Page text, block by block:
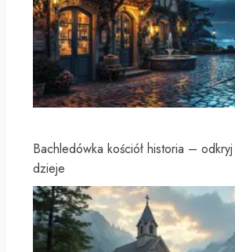
Bachledówka kościół historia –
dzieje